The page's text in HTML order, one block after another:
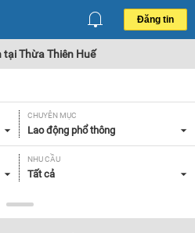
Đăng tin
tại Thừa Thiên Huế
CHUYÊN MỤC
Lao động phổ thông
NHU CẦU
Tất cả